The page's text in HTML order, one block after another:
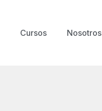
Cursos Nosotros